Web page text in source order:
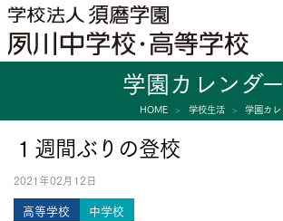
学園カレンダー
HOME 学校生活 学園カレ
１週間ぶりの登校
2021年02月12日
高等学校 中学校